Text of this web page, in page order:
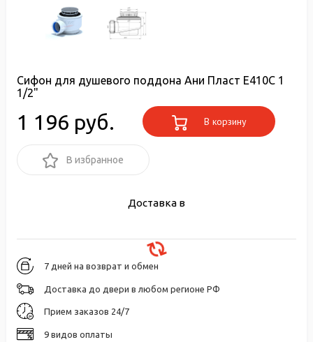
Сифон для душевого поддона Ани Пласт E410C 1
1/2"
1 196 руб. В корзину
В избранное
Доставка в
7 дней на возврат и обмен
Доставка до двери в любом регионе РФ
Прием заказов 24/7
9 видов оплаты